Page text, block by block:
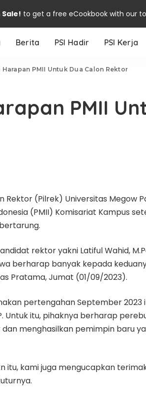
Sale! to get a free eCookbook with our
Berita PSI Hadir PSI Kerja
Harapan PMII Untuk Dua Calon Rektor
PMII
Rektor (Pilrek) Universitas Megow
(PMII) Komisariat Kampus
rektor yakni Latiful Wahid,
berharap banyak kepada
Pratama, Jumat (01/09/2023).
pertengahan September 2023
Untuk itu, pihaknya berharap
menghasilkan pemimpin baru
itu, kami juga mengucapkan